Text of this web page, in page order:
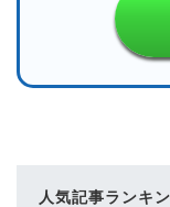
人気記事ランキ